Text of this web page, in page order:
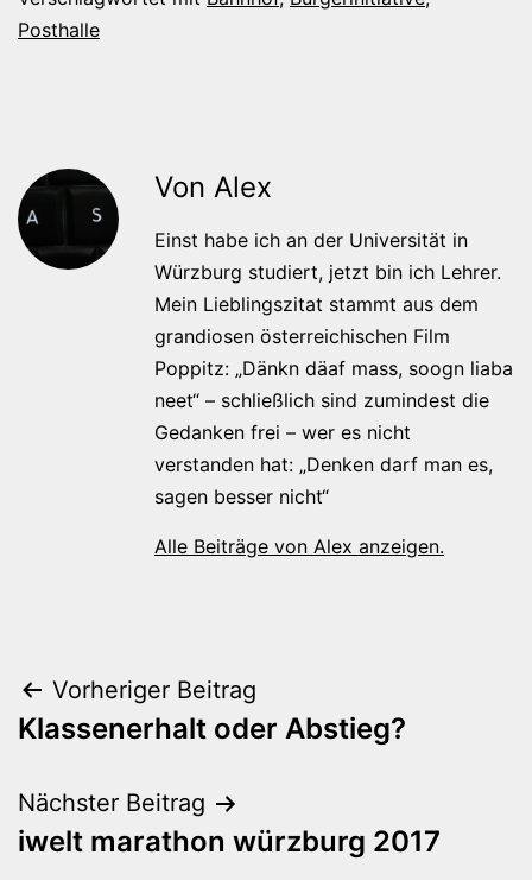
Posthalle
Von Alex
Einst habe ich an der Universität in
Würzburg studiert, jetzt bin ich Lehrer.
Mein Lieblingszitat stammt aus dem
grandiosen österreichischen Film
Poppitz: „Dänkn däaf mass, soogn liaba
neet“ – schließlich sind zumindest die
Gedanken frei – wer es nicht
verstanden hat: „Denken darf man es,
sagen besser nicht“
Alle Beiträge von Alex anzeigen.
Beitragsnavigation
Vorheriger Beitrag
Klassenerhalt oder Abstieg?
Nächster Beitrag
iwelt marathon würzburg 2017